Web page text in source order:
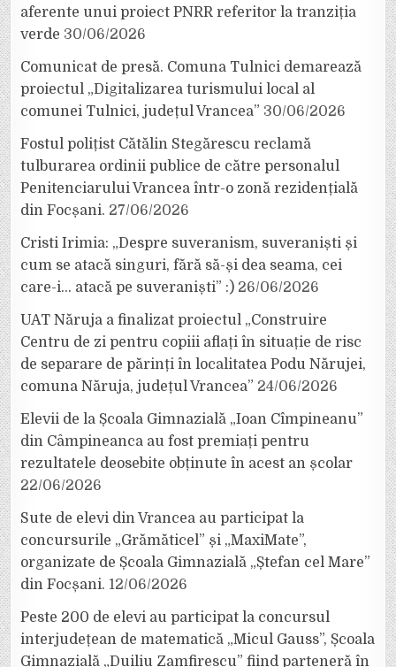
aferente unui proiect PNRR referitor la tranziția
verde 30/06/2026
Comunicat de presă. Comuna Tulnici demarează
proiectul „Digitalizarea turismului local al
comunei Tulnici, județul Vrancea” 30/06/2026
Fostul polițist Cătălin Stegărescu reclamă
tulburarea ordinii publice de către personalul
Penitenciarului Vrancea într-o zonă rezidențială
din Focșani. 27/06/2026
Cristi Irimia: „Despre suveranism, suveraniști și
cum se atacă singuri, fără să-și dea seama, cei
care-i… atacă pe suveraniști” :) 26/06/2026
UAT Năruja a finalizat proiectul „Construire
Centru de zi pentru copiii aflați în situație de risc
de separare de părinți în localitatea Podu Nărujei,
comuna Năruja, județul Vrancea” 24/06/2026
Elevii de la Școala Gimnazială „Ioan Cîmpineanu”
din Câmpineanca au fost premiați pentru
rezultatele deosebite obținute în acest an școlar
22/06/2026
Sute de elevi din Vrancea au participat la
concursurile „Grămăticel” și „MaxiMate”,
organizate de Școala Gimnazială „Ștefan cel Mare”
din Focșani. 12/06/2026
Peste 200 de elevi au participat la concursul
interjudețean de matematică „Micul Gauss”, Școala
Gimnazială „Duiliu Zamfirescu” fiind parteneră în